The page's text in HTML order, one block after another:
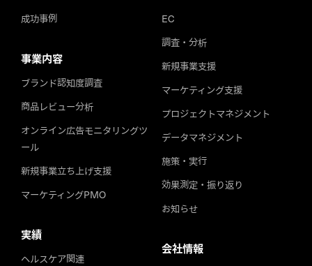
成功事例
事業内容
ブランド認知度調査
商品レビュー分析
オンライン広告モニタリングツ
ール
新規事業立ち上げ支援
マーケティングPMO
実績
ヘルスケア関連
EC
調査・分析
新規事業支援
マーケティング支援
プロジェクトマネジメント
データマネジメント
施策・実行
効果測定・振り返り
お知らせ
会社情報